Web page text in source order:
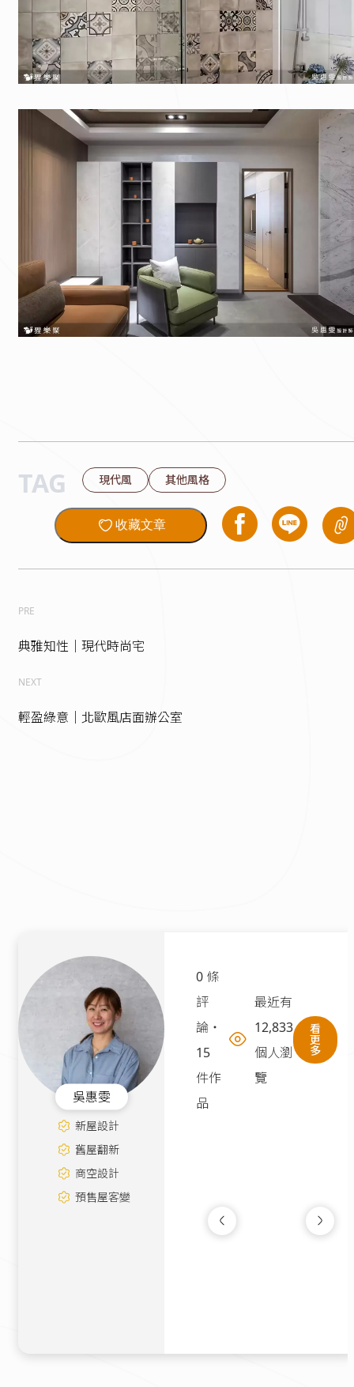
TAG 現代風 其他風格
收藏文章
PRE
典雅知性｜現代時尚宅
NEXT
輕盈綠意｜北歐風店面辦公室
吳惠雯
新屋設計
舊屋翻新
商空設計
預售屋客變
0 條
評
論 ・
15
件作
品
最近有
12,833
個人瀏
覽
看
更
多